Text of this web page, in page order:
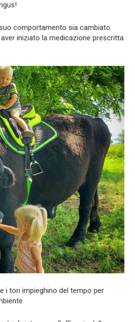
comportamento sia cambiato
iniziato la medicazione prescritta
i tori impieghino del tempo per